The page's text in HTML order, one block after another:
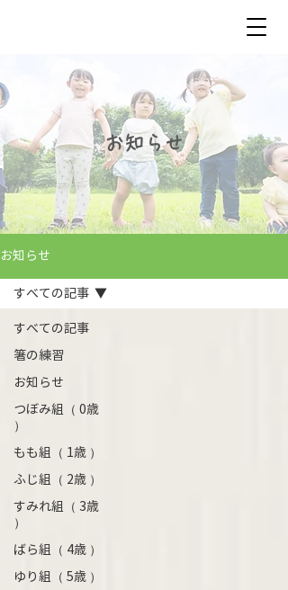
お知らせ
お知らせ
すべての記事
箸の練習
お知らせ
つぼみ組（ 0歳
）
もも組（ 1歳 ）
ふじ組（ 2歳 ）
すみれ組（ 3歳
）
ばら組（ 4歳 ）
ゆり組（ 5歳 ）
すべての記事